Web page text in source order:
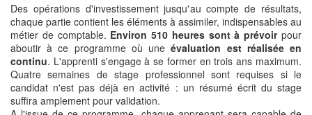
Des opérations d'investissement jusqu'au compte de résultats,
chaque partie contient les éléments à assimiler, indispensables au
métier de comptable. Environ 510 heures sont à prévoirpour
aboutir à ce programme où uneévaluation est réalisée en
continu. L'apprenti s'engage à se former en trois ans maximum.
Quatre semaines de stage professionnel sont requises si le
candidat n'est pas déjà en activité : un résumé écrit du stage
suffira amplement pour validation.